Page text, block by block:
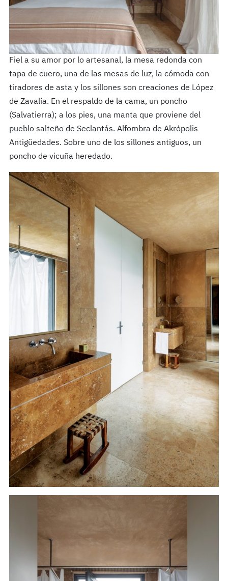
Fiel a su amor por lo artesanal, la mesa redonda con
tapa de cuero, una de las mesas de luz, la cómoda con
tiradores de asta y los sillones son creaciones de López
de Zavalía. En el respaldo de la cama, un poncho
(Salvatierra); a los pies, una manta que proviene del
pueblo salteño de Seclantás. Alfombra de Akrópolis
Antigüedades. Sobre uno de los sillones antiguos, un
poncho de vicuña heredado.